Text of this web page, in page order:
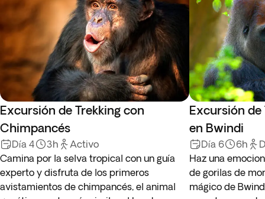
Excursión de Trekking con
Chimpancés
Día 4 3h
Activo
Camina por la selva tropical con un guía
experto y disfruta de los primeros
avistamientos de chimpancés, el animal
Excursión de
en Bwindi
Día 6 6h
Haz una
de gorilas de
mágico de